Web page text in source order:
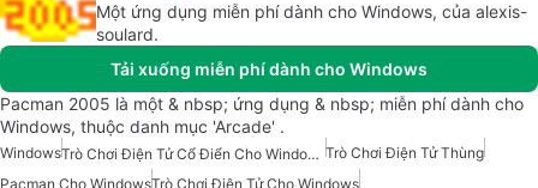
Một ứng dụng miễn phí dành cho Windows, của alexis-
soulard.
Tải xuống miễn phí dành cho Windows
Pacman 2005 là một & nbsp; ứng dụng & nbsp; miễn phí dành cho
Windows, thuộc danh mục 'Arcade' .
Windows Trò Chơi Điện Tử Cổ Điển Cho Windows Trò Chơi Điện Tử Thùng
Pacman Cho WindowsTrò Chơi Điện Tử Cho Windows